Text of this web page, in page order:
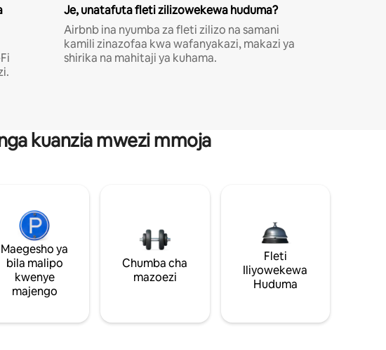
Je, unatafuta fleti zilizowekewa huduma?
Airbnb ina nyumba za fleti zilizo na samani
kamili zinazofaa kwa wafanyakazi, makazi ya
shirika na mahitaji ya kuhama.
kuanzia mwezi mmoja
Maegesho ya
bila malipo
kwenye
majengo
Chumba cha
mazoezi
Fleti
Iliyowekewa
Huduma